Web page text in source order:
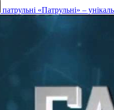
патрульні «Патрульні» –